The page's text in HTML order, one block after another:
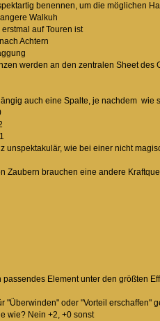
benennen, um die möglichen
Walkuh
auf Touren ist
Achtern
werden an den zentralen Sheet
auch eine Spalte, je nachdem wie
unspektakulär, wie bei einer nicht
Zaubern brauchen eine andere
passendes Element unter den größten
"Überwinden" oder "Vorteil
wie? Nein +2, +0 sonst